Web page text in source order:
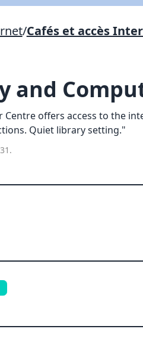
/Cafés et accès
and
Centre offers access to the
Quiet library setting."
(sera inclus dans courriel)
X Fermer